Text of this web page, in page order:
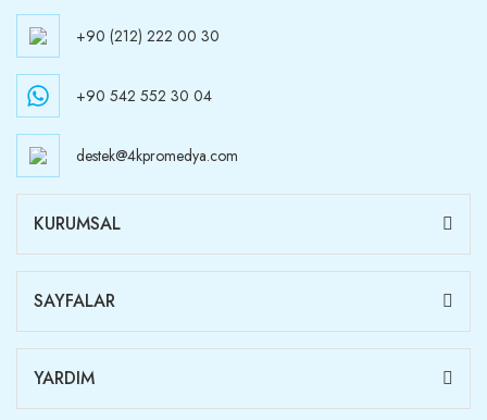
+90 (212) 222 00 30
+90 542 552 30 04
destek@4kpromedya.com
KURUMSAL
SAYFALAR
YARDIM